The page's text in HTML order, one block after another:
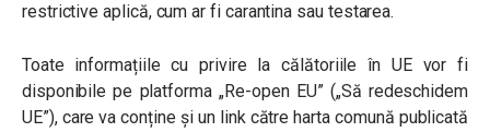
restrictive aplică, cum ar fi carantina sau testarea.
Toate informațiile cu privire la călătoriile în UE vor fi
disponibile pe platforma „Re-open EU” („Să redeschidem
UE”), care va conține și un link către harta comună publicată